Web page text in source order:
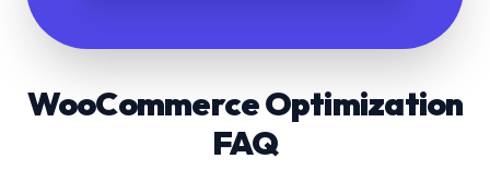
WooCommerce Optimization
FAQ